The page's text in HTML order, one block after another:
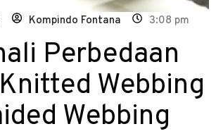
Kompindo Fontana 3:08 pm
Perbedaan
Webbing
Webbing